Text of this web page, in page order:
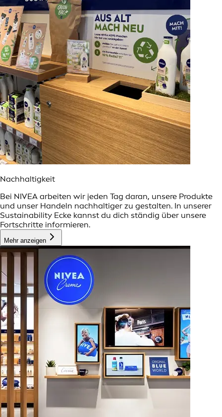
Nachhaltigkeit
Bei NIVEA arbeiten wir jeden Tag daran, unsere Produkte
und unser Handeln nachhaltiger zu gestalten. In unserer
Sustainability Ecke kannst du dich ständig über unsere
Fortschritte informieren.
Mehr anzeigen